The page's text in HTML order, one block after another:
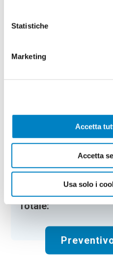
Statistiche
Marketing
Accetta
Accetta
Usa solo i
Tempi di consegna:6 gg
Prezzo*:
Il prezzo non include la stampa
Spese di spedizione:
Totale: